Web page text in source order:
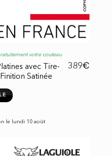
votre couteau
avec Tire-
Satinée
389€
le lundi 10 août